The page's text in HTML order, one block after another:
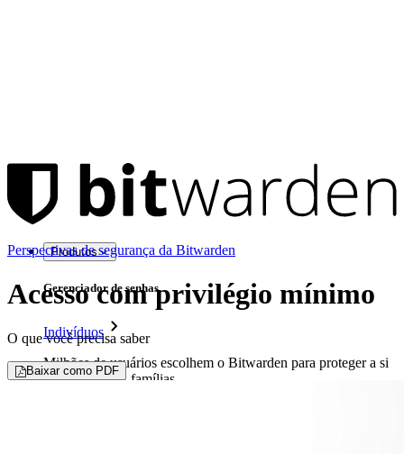
Produtos
Gerenciador de senhas
Indivíduos
Milhões de usuários escolhem o Bitwarden para proteger a si
mesmos e suas famílias.
Perspectivas de segurança da Bitwarden
Acesso com privilégio mínimo
O que você precisa saber
Baixar como PDF